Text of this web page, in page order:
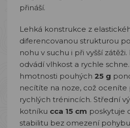
přináší.
Lehká konstrukce z
diferencovanou strukturou
nohu v suchu i při vyšší
odvádí vlhkost a rychle
hmotnosti pouhých 25 g
necítíte na noze, což oceníte
rychlých trénincích. Střední
kotníku cca 15 cm poskytuje
stabilitu bez omezení